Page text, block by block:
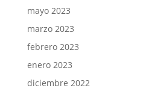
mayo 2023
marzo 2023
febrero 2023
enero 2023
diciembre 2022